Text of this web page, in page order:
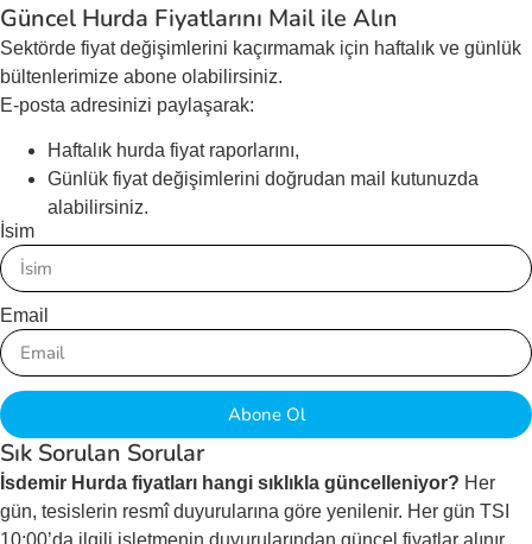
Güncel Hurda Fiyatlarını Mail ile Alın
Sektörde fiyat değişimlerini kaçırmamak için haftalık ve günlük
bültenlerimize abone olabilirsiniz.
E-posta adresinizi paylaşarak:
Haftalık hurda fiyat raporlarını,
Günlük fiyat değişimlerini doğrudan mail kutunuzda
alabilirsiniz.
İsim
Email
Abone Ol
Sık Sorulan Sorular
İsdemir Hurda fiyatları hangi sıklıkla güncelleniyor? Her
gün, tesislerin resmî duyurularına göre yenilenir. Her gün TSI